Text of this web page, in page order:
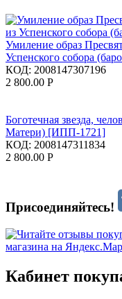
Умиление образ
Успенского собора
КОД: 2008147307196
2 800.00 Р
Боготечная звезда,
Матери) [ИПП-1721]
КОД: 2008147311834
2 800.00 Р
Присоединяйтесь!
Кабинет